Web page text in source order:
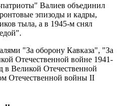
Валиев объединил
эпизоды и кадры,
тыла, а в 1945-м снял
"За оборону Кавказа", "За
Отечественной войне 1941-
в Великой Отечественной
Отечественной войны II